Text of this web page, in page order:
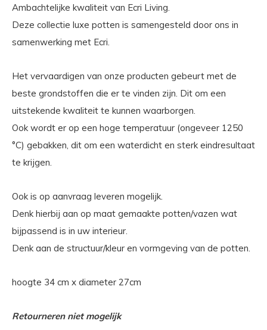
Ambachtelijke kwaliteit van Ecri Living.
Deze collectie luxe potten is samengesteld door ons in
samenwerking met Ecri.
Het vervaardigen van onze producten gebeurt met de
beste grondstoffen die er te vinden zijn. Dit om een
uitstekende kwaliteit te kunnen waarborgen.
Ook wordt er op een hoge temperatuur (ongeveer 1250
°C) gebakken, dit om een waterdicht en sterk eindresultaat
te krijgen.
Ook is op aanvraag leveren mogelijk.
Denk hierbij aan op maat gemaakte potten/vazen wat
bijpassend is in uw interieur.
Denk aan de structuur/kleur en vormgeving van de potten.
hoogte 34 cm x diameter 27cm
Retourneren niet mogelijk